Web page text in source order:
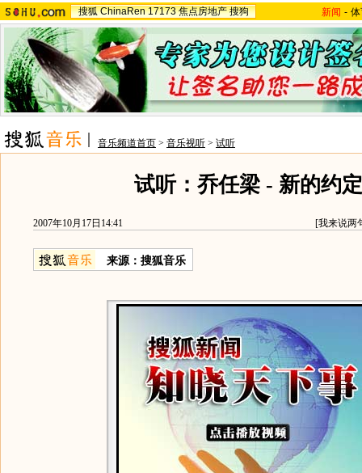
搜狐 ChinaRen 17173 焦点房地产 搜狗 新闻 -
音乐频道首页 > 音乐视听 > 试听
试听：乔任梁 - 新的约定
2007年10月17日14:41 [我来说两
来源：搜狐音乐